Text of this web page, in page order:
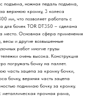
подъема, ножная педаль подъема,
верхнюю кромку, 3 колеса
мм, что позволяет работать с
для бочек TOR DT350 – сделана
место. Основная сфера применения
весы и другие возвышенные
работ многие грузы
очень высока. Конструкция
погружать бочку на паллет.
часть зацепа за кромку бочки,
бочку, верхняя часть зацепа
поднимаю бочку за кромку.
металлическая прочная рама,